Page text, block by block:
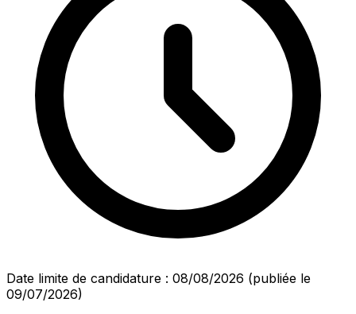
Date limite de candidature : 08/08/2026 (publiée le
09/07/2026)